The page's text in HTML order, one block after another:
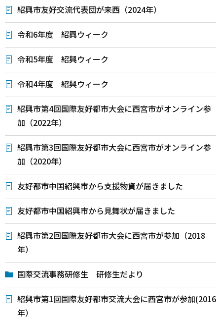
紹興市友好交流代表団が来西（2024年）
令和6年度 紹興ウィーク
令和5年度 紹興ウィーク
令和4年度 紹興ウィーク
紹興市第4回国際友好都市大会に西宮市がオンライン参
加（2022年）
紹興市第3回国際友好都市大会に西宮市がオンライン参
加（2020年）
友好都市中国紹興市から支援物資が届きました
友好都市中国紹興市から見舞状が届きました
紹興市第2回国際友好都市大会に西宮市が参加（2018
年）
国際交流事務研修生 研修生だより
紹興市第1回国際友好都市交流大会に西宮市が参加(2016
年）